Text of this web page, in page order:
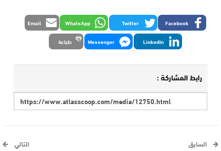
Facebook
Twitter
WhatsApp
Email
LinkedIn
Messenger طباعة
رابط المشاركة :
السابق التالي